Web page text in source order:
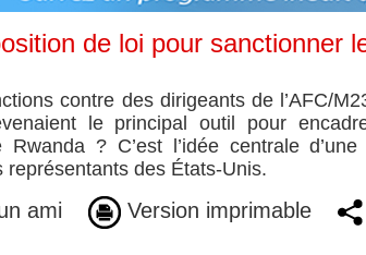
de loi pour sanctionner
contre des dirigeants de l’AFC/
le principal outil pour
? C’est l’idée centrale
des États-Unis.
ami Version imprimable